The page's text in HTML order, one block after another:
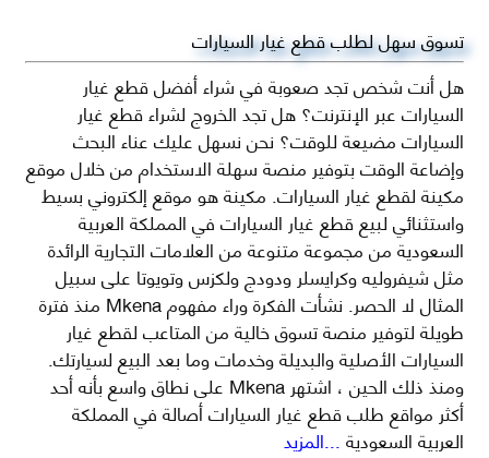
تسوق سهل لطلب قطع غيار السيارات
هل أنت شخص تجد صعوبة في شراء أفضل قطع غيار
السيارات عبر الإنترنت؟ هل تجد الخروج لشراء قطع غيار
السيارات مضيعة للوقت؟ نحن نسهل عليك عناء البحث
وإضاعة الوقت بتوفير منصة سهلة الاستخدام من خلال موقع
مكينة لقطع غيار السيارات. مكينة هو موقع إلكتروني بسيط
واستثنائي لبيع قطع غيار السيارات في المملكة العربية
السعودية من مجموعة متنوعة من العلامات التجارية الرائدة
مثل شيفروليه وكرايسلر ودودج ولكزس وتويوتا على سبيل
المثال لا الحصر. نشأت الفكرة وراء مفهوم Mkena منذ فترة
طويلة لتوفير منصة تسوق خالية من المتاعب لقطع غيار
السيارات الأصلية والبديلة وخدمات وما بعد البيع لسيارتك.
ومنذ ذلك الحين ، اشتهر Mkena على نطاق واسع بأنه أحد
أكثر مواقع طلب قطع غيار السيارات أصالة في المملكة
العربية السعودية...المزيد